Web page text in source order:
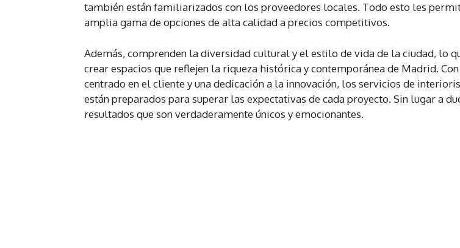
también están familiarizados con los proveedores locales. Todo esto les
amplia gama de opciones de alta calidad a precios competitivos.
Además, comprenden la diversidad cultural y el estilo de vida de la ciudad, lo
crear espacios que reflejen la riqueza histórica y contemporánea de Madrid.
centrado en el cliente y una dedicación a la innovación, los servicios de
están preparados para superar las expectativas de cada proyecto. Sin lugar a
resultados que son verdaderamente únicos y emocionantes.